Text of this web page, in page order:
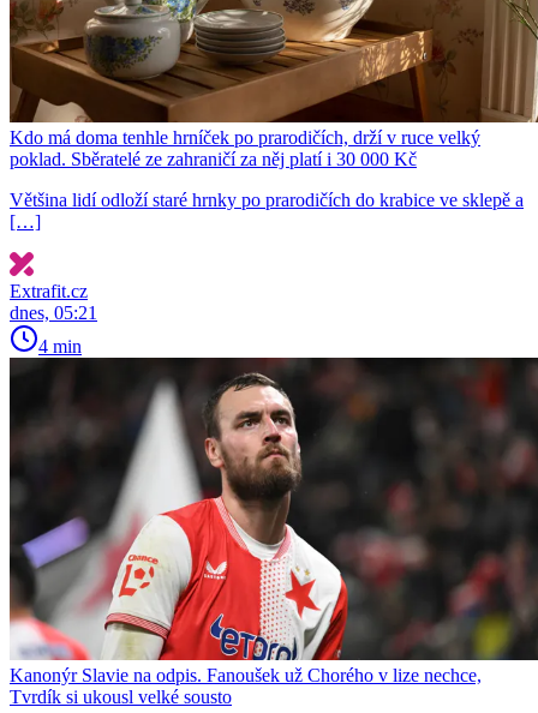
Kdo má doma tenhle hrníček po prarodičích, drží v ruce velký
poklad. Sběratelé ze zahraničí za něj platí i 30 000 Kč
Většina lidí odloží staré hrnky po prarodičích do krabice ve sklepě a
[…]
Extrafit.cz
dnes, 05:21
4 min
Kanonýr Slavie na odpis. Fanoušek už Chorého v lize nechce,
Tvrdík si ukousl velké sousto